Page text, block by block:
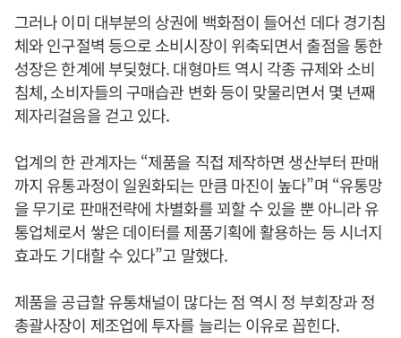
그러나 이미 대부분의 상권에 백화점이 들어선 데다 경기침
체와 인구절벽 등으로 소비시장이 위축되면서 출점을 통한
성장은 한계에 부딪혔다. 대형마트 역시 각종 규제와 소비
침체, 소비자들의 구매습관 변화 등이 맞물리면서 몇 년째
제자리걸음을 걷고 있다.
업계의 한 관계자는 “제품을 직접 제작하면 생산부터 판매
까지 유통과정이 일원화되는 만큼 마진이 높다”며 “유통망
을 무기로 판매전략에 차별화를 꾀할 수 있을 뿐 아니라 유
통업체로서 쌓은 데이터를 제품기획에 활용하는 등 시너지
효과도 기대할 수 있다”고 말했다.
제품을 공급할 유통채널이 많다는 점 역시 정 부회장과 정
총괄사장이 제조업에 투자를 늘리는 이유로 꼽힌다.